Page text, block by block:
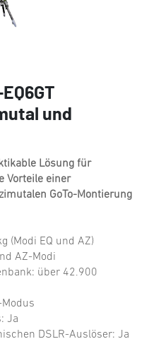
und
Lösung für
Vorteile einer
GoTo-Montierung
(Modi EQ und AZ)
AZ-Modi
über 42.900
Modus
Ja
DSLR-Auslöser: Ja